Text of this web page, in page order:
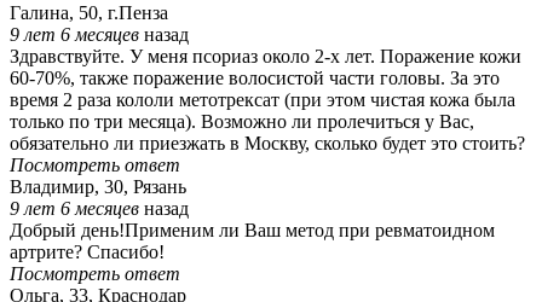
Галина, 50, г.Пенза
9 лет 6 месяцев назад
Здравствуйте. У меня псориаз около 2-х лет. Поражение кожи
60-70%, также поражение волосистой части головы. За это
время 2 раза кололи метотрексат (при этом чистая кожа была
только по три месяца). Возможно ли пролечиться у Вас,
обязательно ли приезжать в Москву, сколько будет это стоить?
Посмотреть ответ
Владимир, 30, Рязань
9 лет 6 месяцев назад
Добрый день!Применим ли Ваш метод при ревматоидном
артрите? Спасибо!
Посмотреть ответ
Ольга, 33, Краснодар